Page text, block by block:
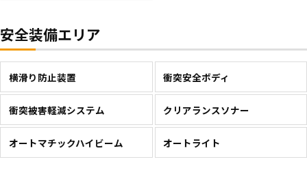
安全装備エリア
横滑り防止装置 衝突安全ボディ
衝突被害軽減システム クリアランスソナー
オートマチックハイビーム オートライト